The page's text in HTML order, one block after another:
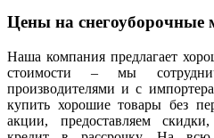
Цены на
Наша компания предлагает
стоимости – мы
производителями и с
купить хорошие товары без
акции, предоставляем